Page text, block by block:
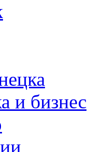
и бизнес